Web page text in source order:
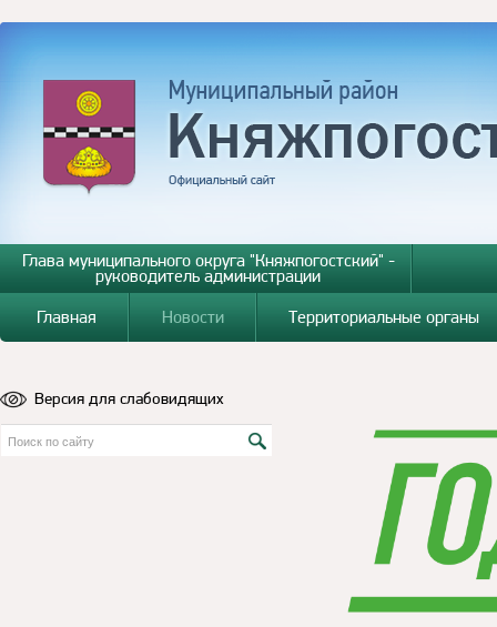
Глава муниципального округа "Княжпогостский" -
руководитель администрации
Главная
Новости Территориальные органы
Версия для слабовидящих